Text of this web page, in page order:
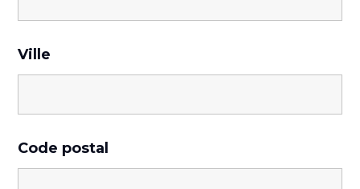
Ville
Code postal